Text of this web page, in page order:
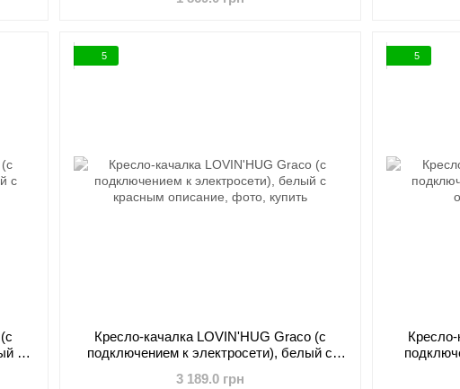
с
5
Кресло-качалка LOVIN'HUG Graco (с
подключением к электросети), белый с
3 189.0 грн
5